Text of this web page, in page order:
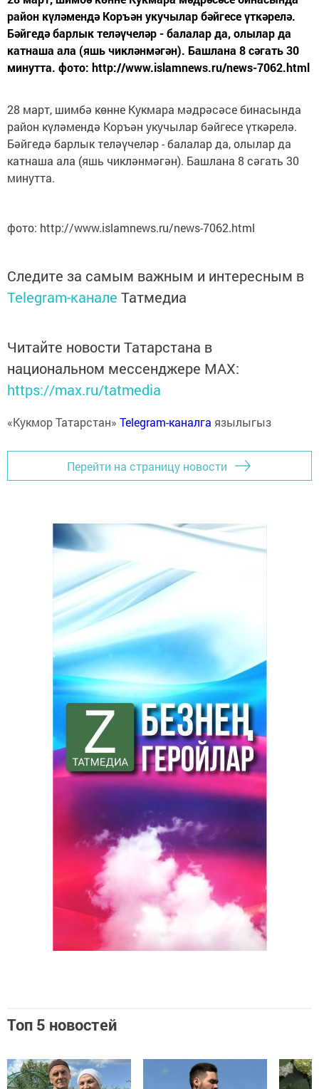
район күләмендә Коръән укучылар бәйгесе үткәрелә.
Бәйгедә барлык теләүчеләр - балалар да, олылар да
катнаша ала (яшь чикләнмәгән). Башлана 8 сәгать 30
минутта. фото: http://www.islamnews.ru/news-7062.html
28 март, шимбә көнне Кукмара мәдрәсәсе бинасында
район күләмендә Коръән укучылар бәйгесе үткәрелә.
Бәйгедә барлык теләүчеләр - балалар да, олылар да
катнаша ала (яшь чикләнмәгән). Башлана 8 сәгать 30
минутта.
фото: http://www.islamnews.ru/news-7062.html
Следите за самым важным и интересным в
Telegram-канале Татмедиа
Читайте новости Татарстана в
национальном мессенджере MАХ:
https://max.ru/tatmedia
«Кукмор Татарстан» Telegram-каналга язылыгыз
Перейти на страницу новости
Топ 5 новостей